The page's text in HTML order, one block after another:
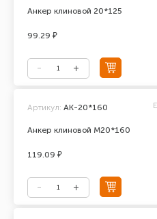
Анкер клиновой 20*125
99.29 ₽
Анкер клиновой М20*160
Артикул: АК-20*160
119.09 ₽